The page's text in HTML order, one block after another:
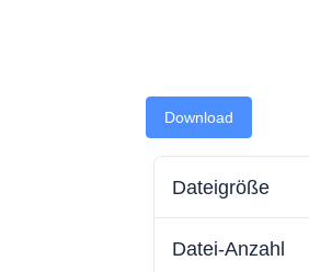
Download
Dateigröße
Datei-Anzahl